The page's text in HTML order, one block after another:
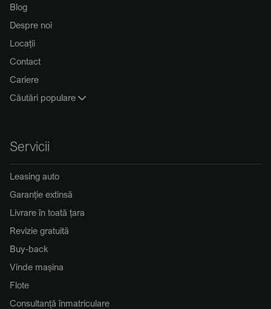
Blog
Despre noi
Locații
Contact
Cariere
Căutări populare
Servicii
Leasing auto
Garanție extinsă
Livrare în toată țara
Revizie gratuită
Buy-back
Vinde mașina
Flote
Consultanță înmatriculare